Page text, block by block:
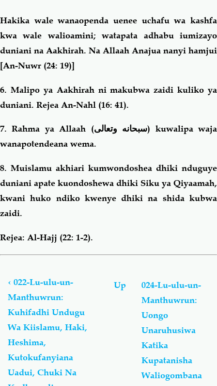
Hakika wale wanaopenda uenee uchafu wa kashfa
kwa wale walioamini; watapata adhabu iumizayo
duniani na Aakhirah. Na Allaah Anajua nanyi hamjui
[An-Nuwr (24: 19)]
6. Malipo ya Aakhirah ni makubwa zaidi kuliko ya
duniani. Rejea An-Nahl (16: 41).
7. Rahma ya Allaah (سبحانه وتعالى) kuwalipa waja
wanapotendeana wema.
8. Muislamu akhiari kumwondoshea dhiki nduguye
duniani apate kuondoshewa dhiki Siku ya Qiyaamah,
kwani huko ndiko kwenye dhiki na shida kubwa
zaidi.
Rejea: Al-Hajj (22: 1-2).
links
for
Lu-
ulu-
un-
لُؤْلُؤ
مَّنثُور
‹ 022-Lu-ulu-un-
Manthuwrun:
Kuhifadhi Undugu
Wa Kiislamu, Haki,
Heshima,
Kutokufanyiana
Uadui, Chuki Na
Up
024-Lu-ulu-un-
Manthuwrun:
Uongo
Unaruhusiwa
Katika
Kupatanisha
Waliogombana